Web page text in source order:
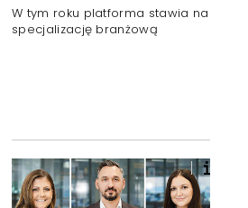
W tym roku platforma stawia na
specjalizację branżową